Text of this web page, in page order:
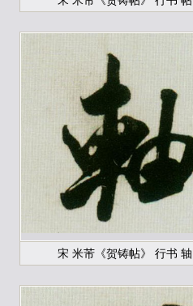
宋 米芾《贺铸帖》 行书 轴